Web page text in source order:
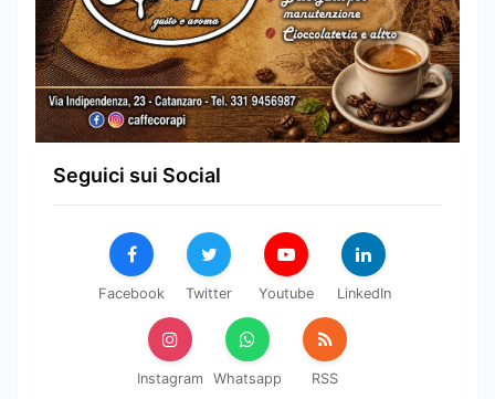
Seguici sui Social
Facebook Twitter Youtube LinkedIn
Instagram Whatsapp RSS